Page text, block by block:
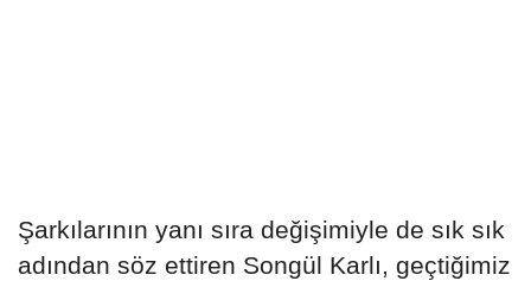
Şarkılarının yanı sıra değişimiyle de sık sık
adından söz ettiren Songül Karlı, geçtiğimiz